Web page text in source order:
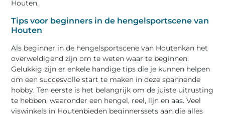
Houten.
Tips voor beginners in de hengelsportscene van
Houten
Als beginner in de hengelsportscene van Houtenkan het
overweldigend zijn om te weten waar te beginnen.
Gelukkig zijn er enkele handige tips die je kunnen helpen
om een succesvolle start te maken in deze spannende
hobby. Ten eerste is het belangrijk om de juiste uitrusting
te hebben, waaronder een hengel, reel, lijn en aas. Veel
viswinkels in Houtenbieden beginnerssets aan die alles